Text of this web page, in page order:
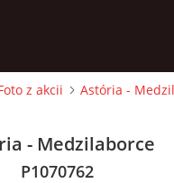
z akcii
Astória -
- Medzilaborce
P1070762